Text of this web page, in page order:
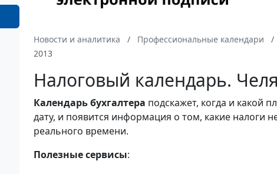
Новости и аналитика Профессиональные календари
2013
Налоговый календарь.
Календарьбухгалтера подскажет, когда и какой
дату, и появится информация о том, какие налоги
реального времени.
Полезные сервисы: